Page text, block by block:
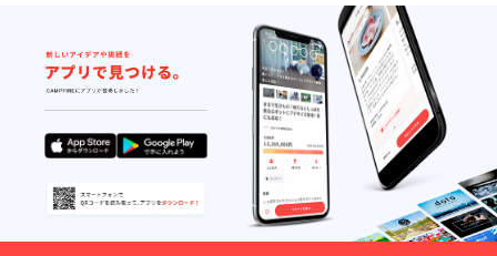
す。 ＜
nicoriメ
ラン
ジュ×
シャイ
ンプラ
スト
リート
メント
オイル
＞ 植物
とヘア
サイエ
ンスに
してく
れる
マッ
サージ
付きの
トリー
トメン
トにな
りま
す。 お
好きな
方をお
選びく
ださ